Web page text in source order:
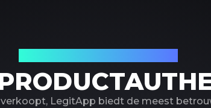
LegitApp biedt de meest